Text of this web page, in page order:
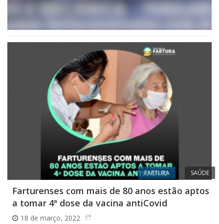
FARTURA SAÚDE
Farturenses com mais de 80 anos estão aptos
a tomar 4ª dose da vacina antiCovid
18 de março, 2022